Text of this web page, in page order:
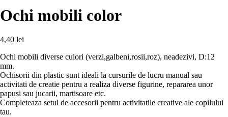
Ochi mobili color
4,40 lei
Ochi mobili diverse culori (verzi,galbeni,rosii,roz), neadezivi, D:12
mm.
Ochisorii din plastic sunt ideali la cursurile de lucru manual sau
activitati de creatie pentru a realiza diverse figurine, repararea unor
papusi sau jucarii, martisoare etc.
Completeaza setul de accesorii pentru activitatile creative ale copilului
tau.